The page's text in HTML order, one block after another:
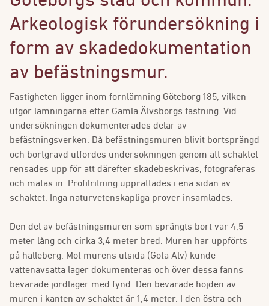
Arkeologisk förundersökning i
form av skadedokumentation
av befästningsmur.
Fastigheten ligger inom fornlämning Göteborg 185, vilken
utgör lämningarna efter Gamla Älvsborgs fästning. Vid
undersökningen dokumenterades delar av
befästningsverken. Då befästningsmuren blivit bortsprängd
och bortgrävd utfördes undersökningen genom att schaktet
rensades upp för att därefter skadebeskrivas, fotograferas
och mätas in. Profilritning upprättades i ena sidan av
schaktet. Inga naturvetenskapliga prover insamlades.
Den del av befästningsmuren som sprängts bort var 4,5
meter lång och cirka 3,4 meter bred. Muren har uppförts
på hälleberg. Mot murens utsida (Göta Älv) kunde
vattenavsatta lager dokumenteras och över dessa fanns
bevarade jordlager med fynd. Den bevarade höjden av
muren i kanten av schaktet är 1,4 meter. I den östra och